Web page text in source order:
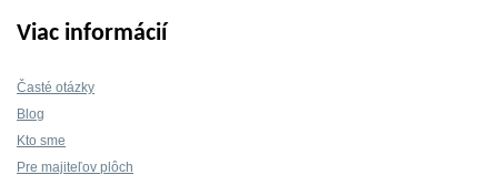
Viac informácií
Časté otázky
Blog
Kto sme
Pre majiteľov plôch